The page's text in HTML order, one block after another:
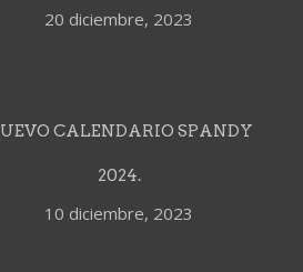
20 diciembre, 2023
CALENDARIO SPANDY
2024.
10 diciembre, 2023